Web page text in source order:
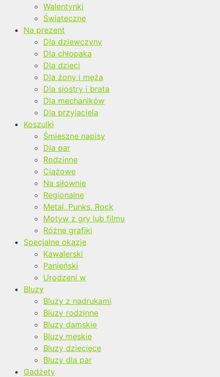
Walentynki
Świąteczne
Na prezent
Dla dziewczyny
Dla chłopaka
Dla dzieci
Dla żony i męża
Dla siostry i brata
Dla mechaników
Dla przyjaciela
Koszulki
Śmieszne napisy
Dla par
Rodzinne
Ciążowe
Na siłownie
Regionalne
Metal, Punks, Rock
Motyw z gry lub filmu
Różne grafiki
Specjalne okazje
Kawalerski
Panieński
Urodzeni w
Bluzy
Bluzy z nadrukami
Bluzy rodzinne
Bluzy damskie
Bluzy męskie
Bluzy dziecięce
Bluzy dla par
Gadżety